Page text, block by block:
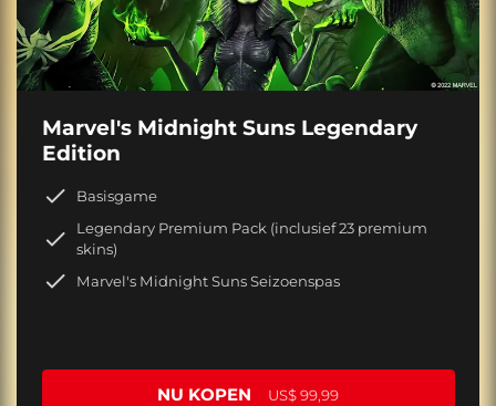
Marvel's Midnight Suns Legendary
Edition
Basisgame
Legendary Premium Pack (inclusief 23 premium
skins)
Marvel's Midnight Suns Seizoenspas
NU KOPEN US$ 99,99